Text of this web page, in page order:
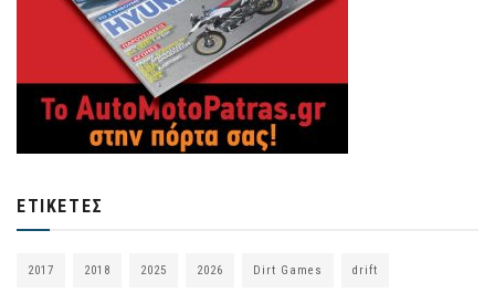
ΕΤΙΚΈΤΕΣ
2017 2018 2025 2026 Dirt Games drift